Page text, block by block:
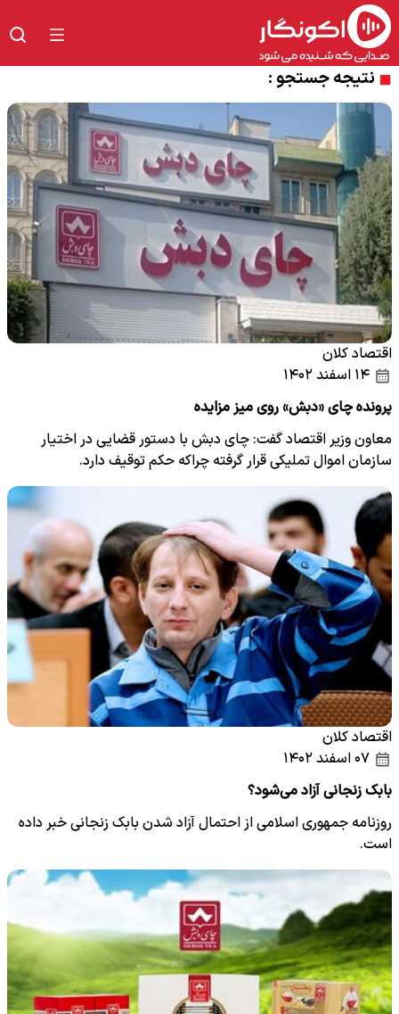
نتیجه جستجو :
اقتصاد کلان
پرونده چای «دبش» روی میز مزایده
معاون وزیر اقتصاد گفت: چای دبش با دستور قضایی در اختیار
سازمان اموال تملیکی قرار گرفته چراکه حکم توقیف دارد.
اقتصاد کلان
بابک زنجانی آزاد می‌شود؟
روزنامه جمهوری اسلامی از احتمال آزاد شدن بابک زنجانی خبر داده
است.